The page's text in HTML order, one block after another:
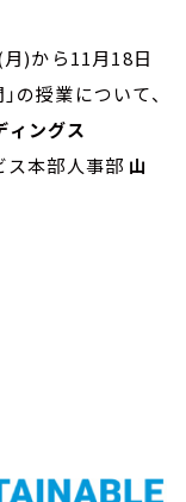
月)から11月18日
の授業について、
ィングス
ス本部人事部 山